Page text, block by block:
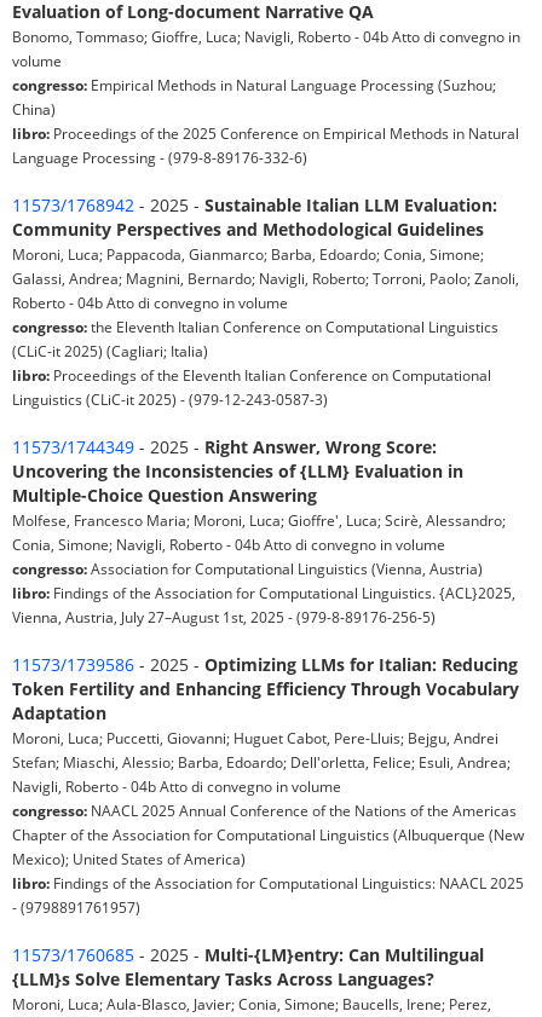
Evaluation of Long-document Narrative QA
Bonomo, Tommaso; Gioffre, Luca; Navigli, Roberto - 04b Atto di convegno in
volume
congresso: Empirical Methods in Natural Language Processing (Suzhou;
China)
libro: Proceedings of the 2025 Conference on Empirical Methods in Natural
Language Processing - (979-8-89176-332-6)
11573/1768942 - 2025 - Sustainable Italian LLM Evaluation:
Community Perspectives and Methodological Guidelines
Moroni, Luca; Pappacoda, Gianmarco; Barba, Edoardo; Conia, Simone;
Galassi, Andrea; Magnini, Bernardo; Navigli, Roberto; Torroni, Paolo; Zanoli,
Roberto - 04b Atto di convegno in volume
congresso:the Eleventh Italian Conference on Computational Linguistics
(CLiC-it 2025) (Cagliari; Italia)
libro: Proceedings of the Eleventh Italian Conference on Computational
Linguistics (CLiC-it 2025) - (979-12-243-0587-3)
11573/1744349 - 2025 - Right Answer, Wrong Score:
Uncovering the Inconsistencies of {LLM} Evaluation in
Multiple-Choice Question Answering
Molfese, Francesco Maria; Moroni, Luca; Gioffre', Luca; Scirè, Alessandro;
Conia, Simone; Navigli, Roberto - 04b Atto di convegno in volume
congresso:Association for Computational Linguistics (Vienna, Austria)
libro: Findings of the Association for Computational Linguistics. {ACL}2025,
Vienna, Austria, July 27–August 1st, 2025 - (979-8-89176-256-5)
11573/1739586 - 2025 - Optimizing LLMs for Italian: Reducing
Token Fertility and Enhancing Efficiency Through Vocabulary
Adaptation
Moroni, Luca; Puccetti, Giovanni; Huguet Cabot, Pere-Lluis; Bejgu, Andrei
Stefan; Miaschi, Alessio; Barba, Edoardo; Dell'orletta, Felice; Esuli, Andrea;
Navigli, Roberto - 04b Atto di convegno in volume
congresso: NAACL 2025 Annual Conference of the Nations of the Americas
Chapter of the Association for Computational Linguistics (Albuquerque (New
Mexico); United States of America)
libro: Findings of the Association for Computational Linguistics: NAACL 2025
- (9798891761957)
11573/1760685 - 2025 - Multi-{LM}entry: Can Multilingual
{LLM}s Solve Elementary Tasks Across Languages?
Moroni, Luca; Aula-Blasco, Javier; Conia, Simone; Baucells, Irene; Perez,